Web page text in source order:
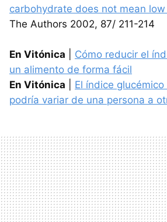
carbohydrate does not mean
The Authors 2002, 87/ 211-214
En Vitónica
Cómo reducir el
un alimento de forma fácil
En Vitónica
El índice
podría variar de una persona a